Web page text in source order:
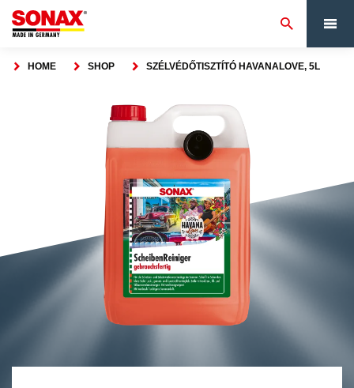
HOME SHOP SZÉLVÉDŐTISZTÍTÓ HAVANALOVE, 5L